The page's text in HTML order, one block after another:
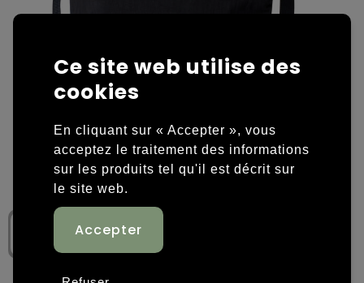
Overige tassen
Sacs promotionnels
Sacs de voyage
Sacs à dos
Sacs porté épaule
Polos
T-shirts personnalisés
Vestes personnalisées
Chaussures personnalisées
Ce site web utilise des
cookies
En cliquant sur « Accepter », vous
acceptez le traitement des informations
sur les produits tel qu'il est décrit sur
le site web.